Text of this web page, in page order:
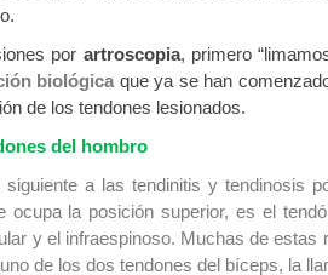
por artroscopia, primero
biológica que ya se han
de los tendones lesionados.
del hombro
siguiente a las tendinitis y tendinosis
ocupa la posición superior, es el
y el infraespinoso. Muchas de
de los dos tendones del bíceps, la